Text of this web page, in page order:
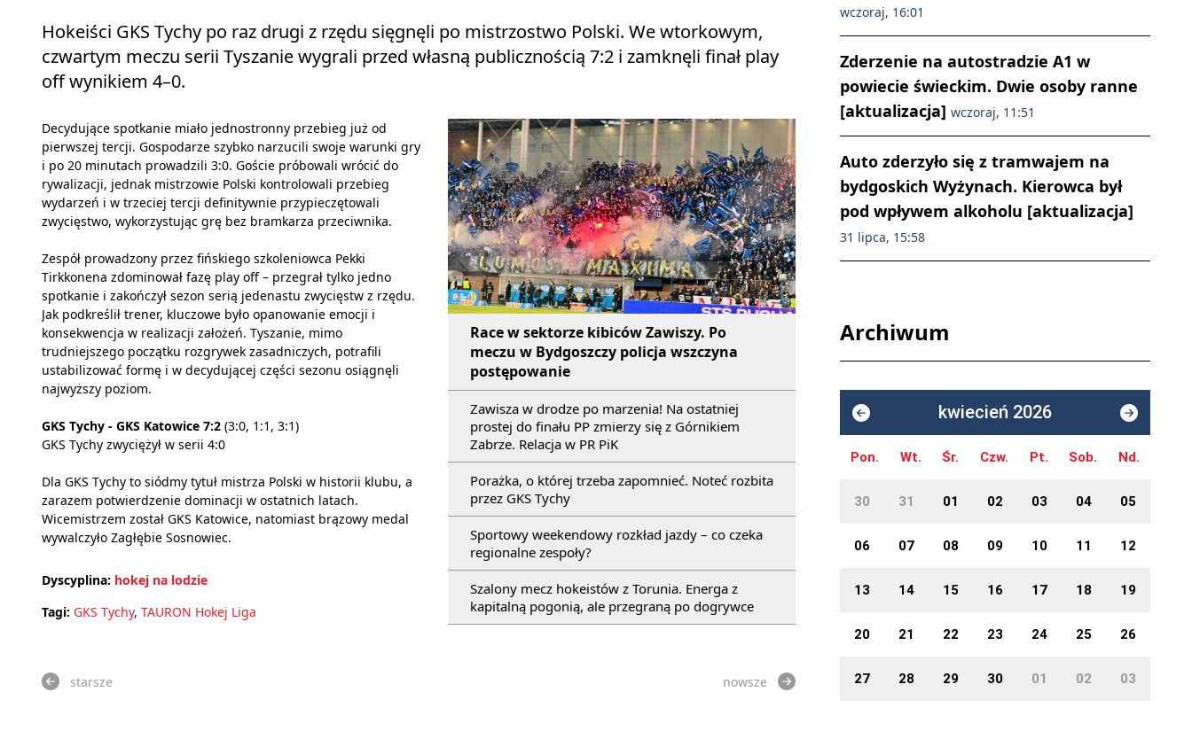
Hokeiści GKS Tychy po raz drugi z rzędu sięgnęli po mistrzostwo Polski. We wtorkowym,
czwartym meczu serii Tyszanie wygrali przed własną publicznością 7:2 i zamknęli finał play
off wynikiem 4–0.
Race w sektorze kibiców Zawiszy. Po
meczu w Bydgoszczy policja wszczyna
postępowanie
Zawisza w drodze po marzenia! Na ostatniej
prostej do finału PP zmierzy się z Górnikiem
Zabrze. Relacja w PR PiK
Porażka, o której trzeba zapomnieć. Noteć rozbita
przez GKS Tychy
Sportowy weekendowy rozkład jazdy – co czeka
regionalne zespoły?
Szalony mecz hokeistów z Torunia. Energa z
kapitalną pogonią, ale przegraną po dogrywce
Decydujące spotkanie miało jednostronny przebieg już od
pierwszej tercji. Gospodarze szybko narzucili swoje warunki gry
i po 20 minutach prowadzili 3:0. Goście próbowali wrócić do
rywalizacji, jednak mistrzowie Polski kontrolowali przebieg
wydarzeń i w trzeciej tercji definitywnie przypieczętowali
zwycięstwo, wykorzystując grę bez bramkarza przeciwnika.
Zespół prowadzony przez fińskiego szkoleniowca Pekki
Tirkkonena zdominował fazę play off – przegrał tylko jedno
spotkanie i zakończył sezon serią jedenastu zwycięstw z rzędu.
Jak podkreślił trener, kluczowe było opanowanie emocji i
konsekwencja w realizacji założeń. Tyszanie, mimo
trudniejszego początku rozgrywek zasadniczych, potrafili
ustabilizować formę i w decydującej części sezonu osiągnęli
najwyższy poziom.
GKS Tychy - GKS Katowice 7:2 (3:0, 1:1, 3:1)
GKS Tychy zwyciężył w serii 4:0
Dla GKS Tychy to siódmy tytuł mistrza Polski w historii klubu, a
zarazem potwierdzenie dominacji w ostatnich latach.
Wicemistrzem został GKS Katowice, natomiast brązowy medal
wywalczyło Zagłębie Sosnowiec.
Dyscyplina: hokej na lodzie
Tagi: GKS Tychy, TAURON Hokej Liga
starsze nowsze
wczoraj, 16:01
Zderzenie na autostradzie A1 w
powiecie świeckim. Dwie osoby ranne
[aktualizacja] wczoraj, 11:51
Auto zderzyło się z tramwajem na
bydgoskich Wyżynach. Kierowca był
pod wpływem alkoholu [aktualizacja]
31 lipca, 15:58
Archiwum
kwiecień 2026
Pon. Wt. Śr. Czw. Pt. Sob. Nd.
30 31 01 02 03 04 05
06 07 08 09 10 11 12
13 14 15 16 17 18 19
20 21 22 23 24 25 26
27 28 29 30 01 02 03